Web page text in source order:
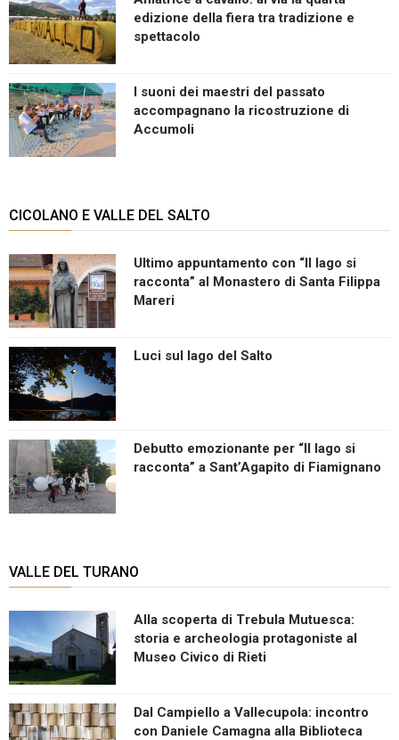
edizione della fiera tra tradizione e
spettacolo
I suoni dei maestri del passato
accompagnano la ricostruzione di
Accumoli
CICOLANO E VALLE DEL SALTO
Ultimo appuntamento con “Il lago si
racconta” al Monastero di Santa Filippa
Mareri
Luci sul lago del Salto
Debutto emozionante per “Il lago si
racconta” a Sant’Agapito di Fiamignano
VALLE DEL TURANO
Alla scoperta di Trebula Mutuesca:
storia e archeologia protagoniste al
Museo Civico di Rieti
Dal Campiello a Vallecupola: incontro
con Daniele Camagna alla Biblioteca